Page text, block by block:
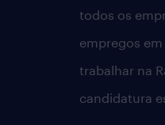
todos os
empregos
trabalhar na
candidatura